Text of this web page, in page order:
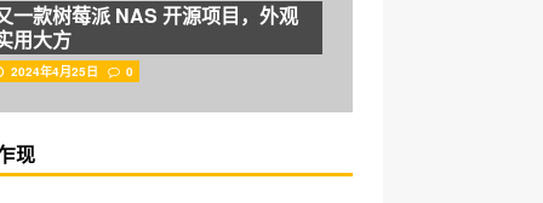
一款树莓派 NAS 开源项目，外观
用大方
2024年4月25日 0
现